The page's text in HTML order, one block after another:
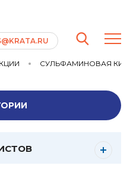
СУЛЬФАМИНОВАЯ